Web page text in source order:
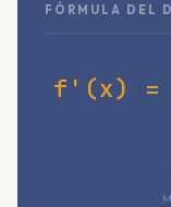
FÓRMULA DEL
f'(x) =